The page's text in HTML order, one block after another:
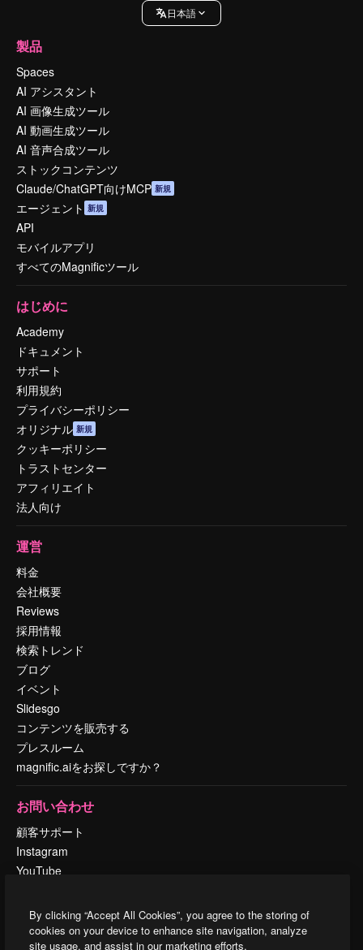
日本語
製品
Spaces
AI アシスタント
AI 画像生成ツール
AI 動画生成ツール
AI 音声合成ツール
ストックコンテンツ
Claude/ChatGPT向けMCP 新規
エージェント 新規
API
モバイルアプリ
すべてのMagnificツール
はじめに
Academy
ドキュメント
サポート
利用規約
プライバシーポリシー
オリジナル 新規
クッキーポリシー
トラストセンター
アフィリエイト
法人向け
運営
料金
会社概要
Reviews
採用情報
検索トレンド
ブログ
イベント
Slidesgo
コンテンツを販売する
プレスルーム
magnific.aiをお探しですか？
お問い合わせ
顧客サポート
Instagram
YouTube
TikTok
Discord
By clicking “Accept All Cookies”, you agree to the storing of
cookies on your device to enhance site navigation, analyze
site usage, and assist in our marketing efforts.